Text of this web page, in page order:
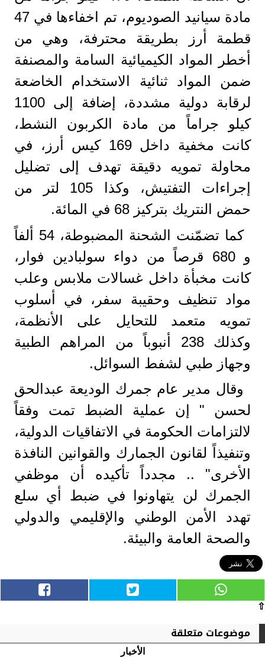
مادة سيانيد الصوديوم، تم اخفاءها في 47
قطمة أرز بطريقة محترفة، وهي من
أخطر المواد الكيميائية السامة والمصنفة
ضمن المواد ثنائية الاستخدام الخاضعة
لرقابة دولية مشددة، إضافة إلى 1100
كيلو جراماً من مادة الكربون النشط،
كانت مخفية داخل 169 كيس أرز، في
محاولة تمويه دقيقة تهدف إلى تضليل
إجراءات التفتيش، وكذا 105 لتر من
حمض النتريك بتركيز 68 في المائة.
كما تضمّنت الشحنة المضبوطة، 54 ألفاً
و 680 قرصاً من دواء سولبادين فوار،
كانت مخبأة داخل غسالات ملابس وعلب
مواد تنظيف وحقيبة سفر، في أسلوب
تمويه متعمد للتحايل على الأنظمة،
وكذلك 238 أنبوباً من المراهم الطبية
وجهاز طبي لشفط السوائل.
وقال مدير عام جمرك الوديعة عبدالحق
لحسن " إن عملية الضبط تمت وفقاً
لالتزامات الحكومة في الاتفاقيات الدولية،
وتنفيذاً لقانون الجمارك والقوانين النافذة
الأخرى" .. مجدداً تأكيده أن موظفي
الجمرك لن يتهاونوا في ضبط أي سلع
تهدد الأمن الوطني والإقليمي والدولي
والصحة العامة والبيئة.
⇧
موضوعات متعلقة
الأخبار